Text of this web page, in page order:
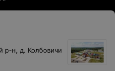
р-н, д. Колбовичи